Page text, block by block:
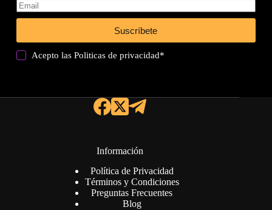
Suscríbete
Acepto lasPoliticas de privacidad*
Información
Política de Privacidad
Términos y Condiciones
Preguntas Frecuentes
Blog